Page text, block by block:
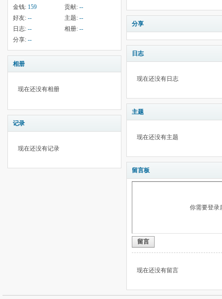
金钱: 159 贡献: --
好友: -- 主题: --
日志: -- 相册: --
分享: --
相册
现在还没有相册
记录
现在还没有记录
分享
日志
现在还没有日志
主题
现在还没有主题
留言板
你需要登录
留言
现在还没有留言